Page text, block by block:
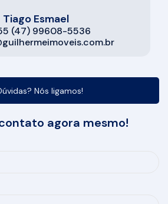
Tiago Esmael
(47) 99608-5536
Nós ligamos!
agora mesmo!